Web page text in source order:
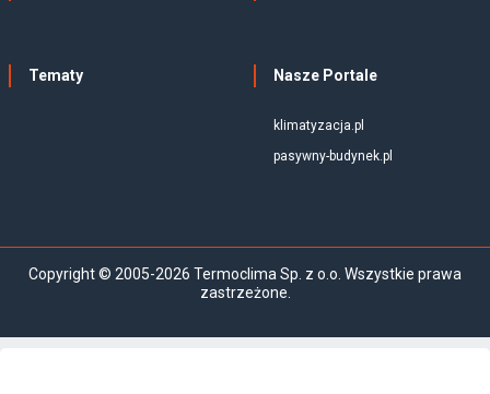
Tematy Nasze Portale
klimatyzacja.pl
pasywny-budynek.pl
Copyright © 2005-2026 Termoclima Sp. z o.o. Wszystkie prawa
zastrzeżone.